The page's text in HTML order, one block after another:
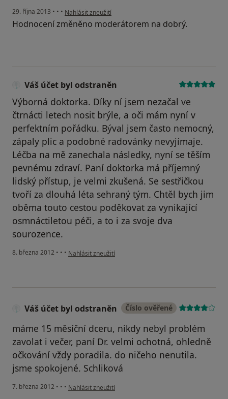
29. října 2013 • • • podle názoru uživatele Váš účet byl odstraněn
Nahlásit zneužití
Hodnocení změněno moderátorem na dobrý.
Váš účet byl odstraněn
Výborná doktorka. Díky ní jsem nezačal ve
čtrnácti letech nosit brýle, a oči mám nyní v
perfektním pořádku. Býval jsem často nemocný,
zápaly plic a podobné radovánky nevyjímaje.
Léčba na mě zanechala následky, nyní se těším
pevnému zdraví. Paní doktorka má příjemný
lidský přístup, je velmi zkušená. Se sestřičkou
tvoří za dlouhá léta sehraný tým. Chtěl bych jim
oběma touto cestou poděkovat za vynikající
osmnáctiletou péči, a to i za svoje dva
sourozence.
8. března 2012 • • • podle názoru uživatele Váš účet byl odstraněn
Nahlásit zneužití
Váš účet byl odstraněn Číslo ověřené
máme 15 měsíční dceru, nikdy nebyl problém
zavolat i večer, paní Dr. velmi ochotná, ohledně
očkování vždy poradila. do ničeho nenutila.
jsme spokojené. Schliková
7. března 2012 • • • podle názoru uživatele Váš účet byl odstraněn
Nahlásit zneužití